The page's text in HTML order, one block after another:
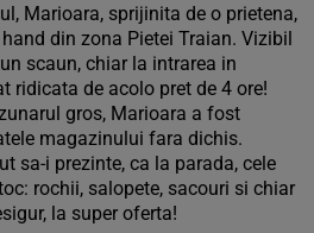
Marioara, sprijinita de o prietena,
din zona Pietei Traian. Vizibil
scaun, chiar la intrarea in
ridicata de acolo pret de 4 ore!
gros, Marioara a fost
magazinului fara dichis.
sa-i prezinte, ca la parada, cele
rochii, salopete, sacouri si chiar
la super oferta!